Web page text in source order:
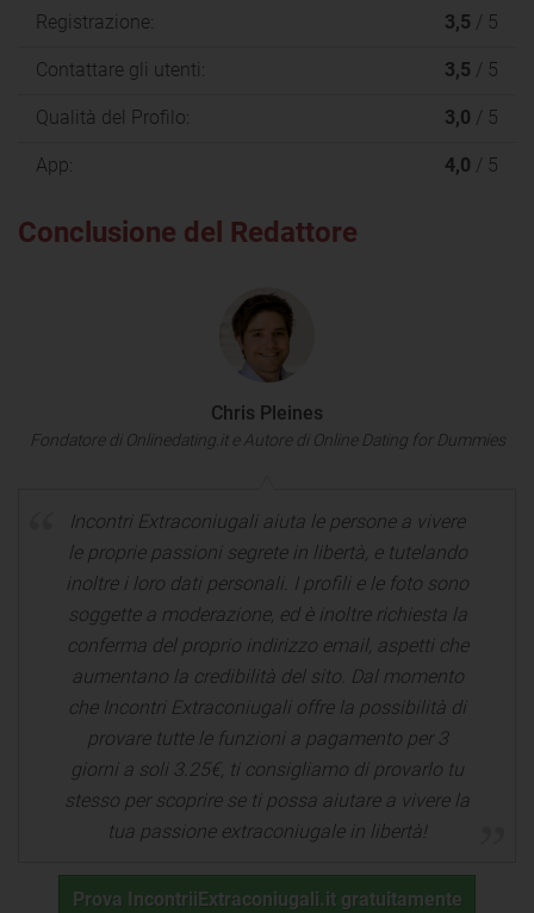
Registrazione: 3,5 / 5
Contattare gli utenti: 3,5 / 5
Qualità del Profilo: 3,0 / 5
App: 4,0 / 5
Conclusione del Redattore
Chris Pleines
Fondatore di Onlinedating.it e Autore di Online Dating for Dummies
Incontri Extraconiugali aiuta le persone a vivere
le proprie passioni segrete in libertà, e tutelando
inoltre i loro dati personali. I profili e le foto sono
soggette a moderazione, ed è inoltre richiesta la
conferma del proprio indirizzo email, aspetti che
aumentano la credibilità del sito. Dal momento
che Incontri Extraconiugali offre la possibilità di
provare tutte le funzioni a pagamento per 3
giorni a soli 3.25€, ti consigliamo di provarlo tu
stesso per scoprire se ti possa aiutare a vivere la
tua passione extraconiugale in libertà!
Prova IncontriiExtraconiugali.it gratuitamente